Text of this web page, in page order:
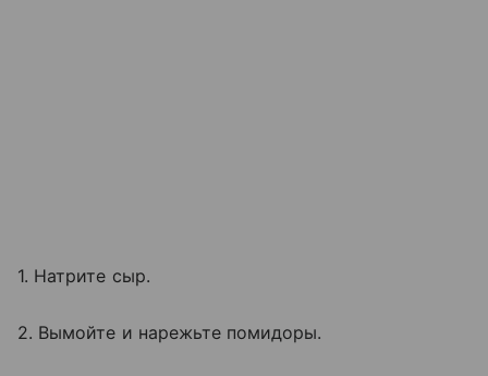
1. Натрите сыр.
2. Вымойте и нарежьте помидоры.